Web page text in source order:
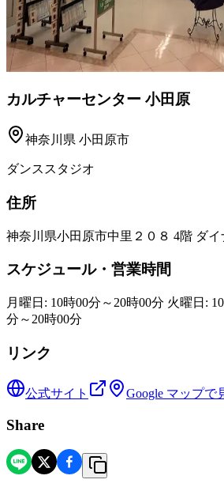
カルチャーセンター 小田原
神奈川県 小田原市
ダンススタジオ
住所
神奈川県小田原市中里２０８ 4階 ダ
スケジュール・営業時間
月曜日: 10時00分～20時00分 火曜日:
分～20時00分
リンク
公式サイト Google マップで
Share